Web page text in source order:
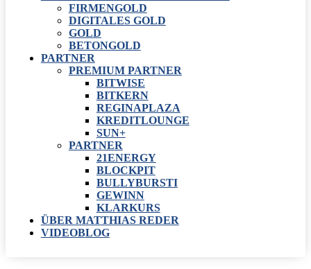
FIRMENGOLD
DIGITALES GOLD
GOLD
BETONGOLD
PARTNER
PREMIUM PARTNER
BITWISE
BITKERN
REGINAPLAZA
KREDITLOUNGE
SUN+
PARTNER
21ENERGY
BLOCKPIT
BULLYBURSTI
GEWINN
KLARKURS
ÜBER MATTHIAS REDER
VIDEOBLOG